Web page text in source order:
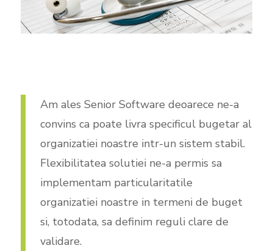
Am ales Senior Software deoarece ne-a
convins ca poate livra specificul bugetar al
organizatiei noastre intr-un sistem stabil.
Flexibilitatea solutiei ne-a permis sa
implementam particularitatile
organizatiei noastre in termeni de buget
si, totodata, sa definim reguli clare de
validare.